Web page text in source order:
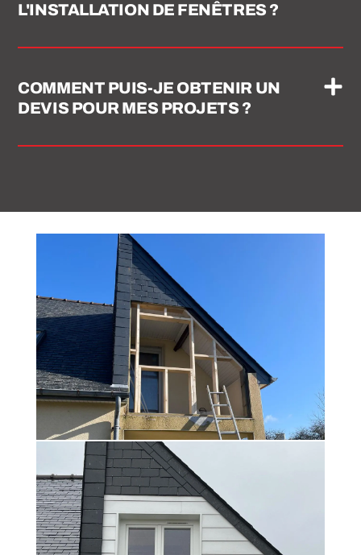
L'INSTALLATION DE FENÊTRES ?
COMMENT PUIS-JE OBTENIR UN
DEVIS POUR MES PROJETS ?